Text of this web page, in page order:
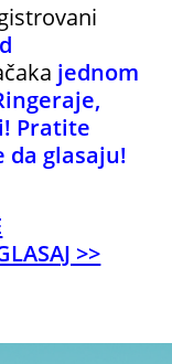
jednom
Pratite
glasaju!
>>